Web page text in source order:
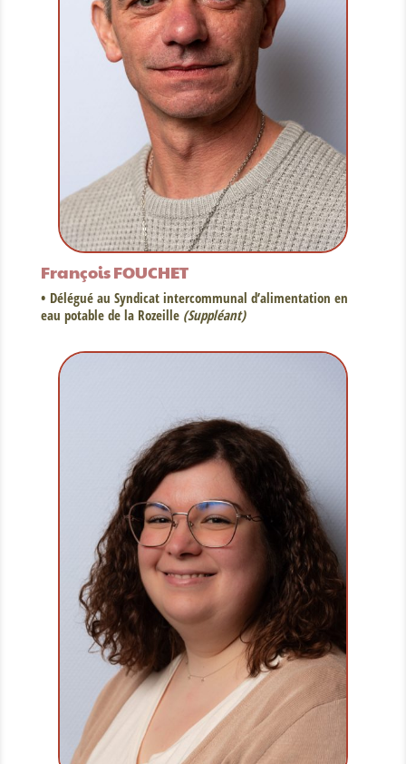
François FOUCHET
• Délégué au Syndicat intercommunal d’alimentation en
eau potable de la Rozeille (Suppléant)